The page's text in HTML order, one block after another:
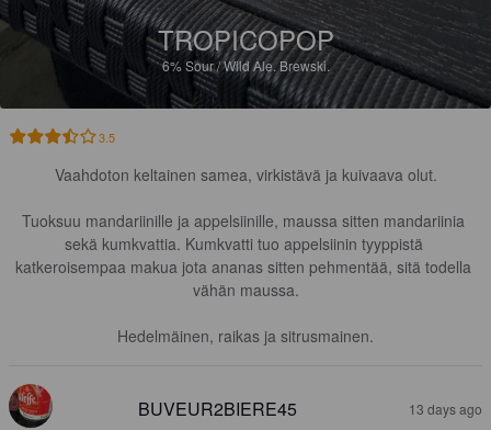
TROPICOPOP
6%Sour / Wild Ale.Brewski.
3.5
Vaahdoton keltainen samea, virkistävä ja kuivaava olut.
Tuoksuu mandariinille ja appelsiinille, maussa sitten mandariinia
sekä kumkvattia. Kumkvatti tuo appelsiinin tyyppistä
katkeroisempaa makua jota ananas sitten pehmentää, sitä todella
vähän maussa.
Hedelmäinen, raikas ja sitrusmainen.
BUVEUR2BIERE45 13 days ago